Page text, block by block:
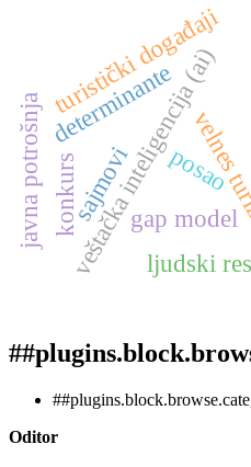
veštačka inteligencija (ai)
gap model
sajmovi
turistički događaji
determinante
ljudski
konkurs posao
javna potrošnja
Oditor